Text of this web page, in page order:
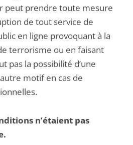
peut prendre toute mesure
de tout service de
en ligne provoquant à la
terrorisme ou en faisant
pas la possibilité d’une
motif en cas de
n’étaient pas